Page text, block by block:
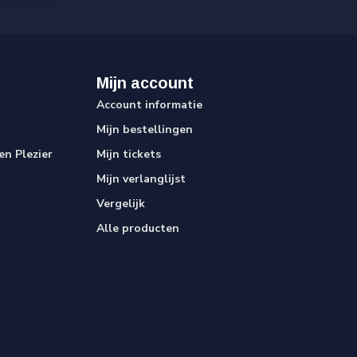
Plezier
Mijn account
Account informatie
Mijn bestellingen
Mijn tickets
Mijn verlanglijst
Vergelijk
Alle producten